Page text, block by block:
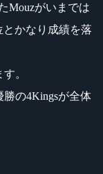
Mouzがいまでは
かなり成績を落
。
勝の4Kingsが全体